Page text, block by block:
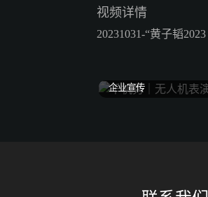
视频详情
20231031-“黄子韬
企业宣传